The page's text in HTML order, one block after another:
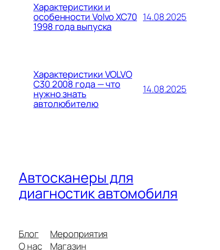
Характеристики и
особенности Volvo XC70
1998 года выпуска
14.08.2025
Характеристики VOLVO
C30 2008 года — что
нужно знать
автолюбителю
14.08.2025
Автосканеры для
диагностик автомобиля
Блог
О нас
Мероприятия
Магазин